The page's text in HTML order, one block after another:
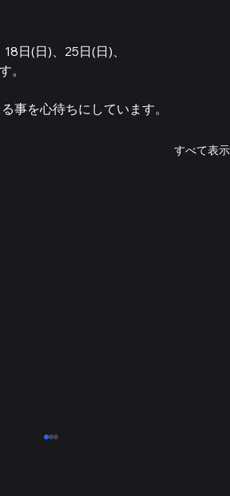
日(日)、25日(日)、
。
事を心待ちにしています。
すべて表示